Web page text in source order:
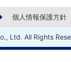
個人情報保護方針
Ltd. All Rights